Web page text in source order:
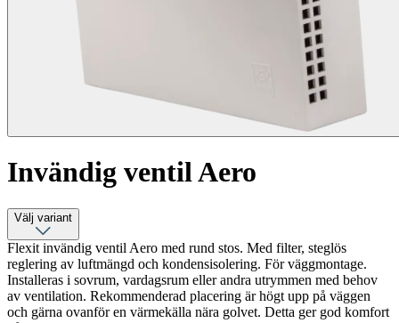
Invändig ventil Aero
Välj variant
Flexit invändig ventil Aero med rund stos. Med filter, steglös
reglering av luftmängd och kondensisolering. För väggmontage.
Installeras i sovrum, vardagsrum eller andra utrymmen med behov
av ventilation. Rekommenderad placering är högt upp på väggen
och gärna ovanför en värmekälla nära golvet. Detta ger god komfort